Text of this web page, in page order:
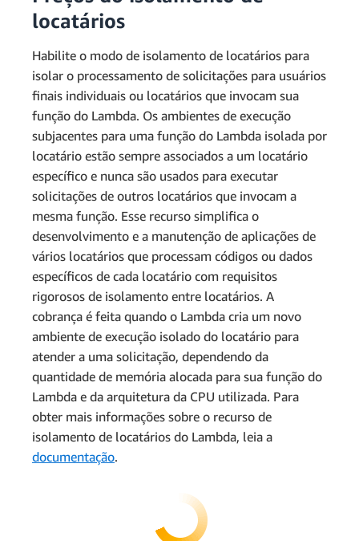
locatários
Habilite o modo de isolamento de locatários para
isolar o processamento de solicitações para usuários
finais individuais ou locatários que invocam sua
função do Lambda. Os ambientes de execução
subjacentes para uma função do Lambda isolada por
locatário estão sempre associados a um locatário
específico e nunca são usados para executar
solicitações de outros locatários que invocam a
mesma função. Esse recurso simplifica o
desenvolvimento e a manutenção de aplicações de
vários locatários que processam códigos ou dados
específicos de cada locatário com requisitos
rigorosos de isolamento entre locatários. A
cobrança é feita quando o Lambda cria um novo
ambiente de execução isolado do locatário para
atender a uma solicitação, dependendo da
quantidade de memória alocada para sua função do
Lambda e da arquitetura da CPU utilizada. Para
obter mais informações sobre o recurso de
isolamento de locatários do Lambda, leia a
documentação.